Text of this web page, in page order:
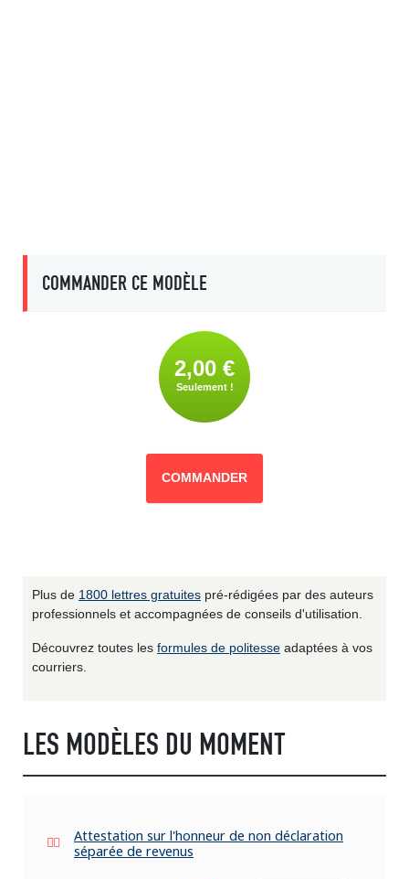
COMMANDER CE MODÈLE
2,00 €
Seulement !
COMMANDER
Plus de 1800 lettres gratuites pré-rédigées par des auteurs
professionnels et accompagnées de conseils d'utilisation.
Découvrez toutes les formules de politesse adaptées à vos
courriers.
LES MODÈLES DU MOMENT
Attestation sur l'honneur de non déclaration
séparée de revenus